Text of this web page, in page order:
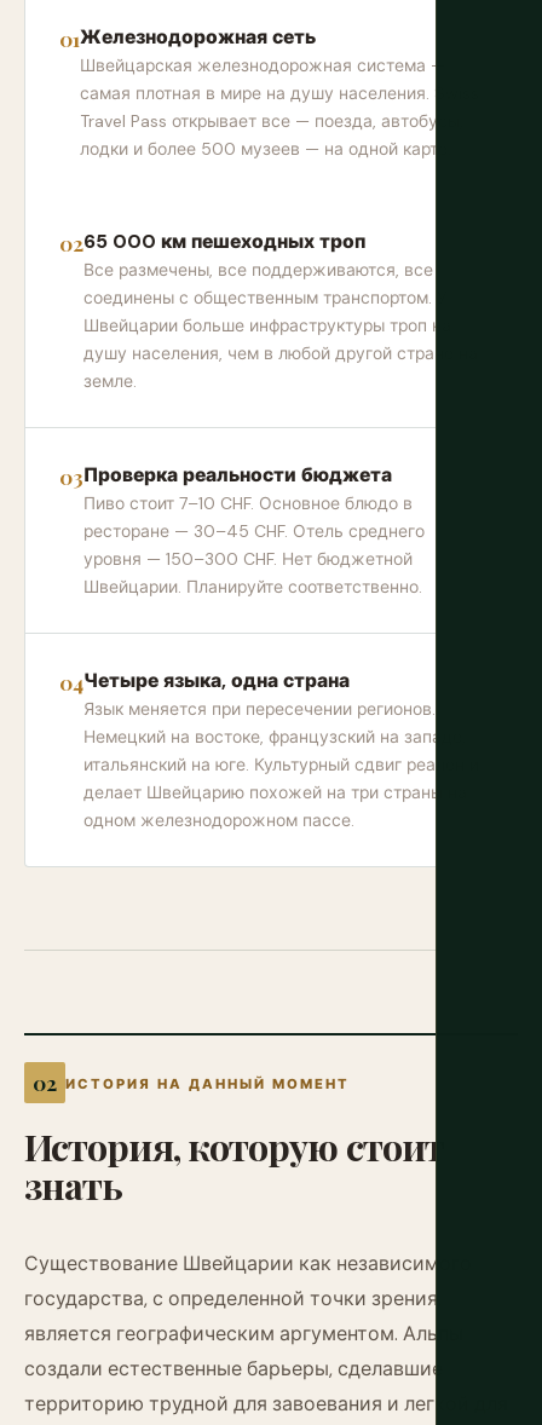
Железнодорожная сеть
Швейцарская железнодорожная система —
самая плотная в мире на душу населения. Swiss
Travel Pass открывает все — поезда, автобусы,
лодки и более 500 музеев — на одной карте.
65 000 км пешеходных троп
Все размечены, все поддерживаются, все
соединены с общественным транспортом. У
Швейцарии больше инфраструктуры троп на
душу населения, чем в любой другой стране на
земле.
Проверка реальности бюджета
Пиво стоит 7–10 CHF. Основное блюдо в
ресторане — 30–45 CHF. Отель среднего
уровня — 150–300 CHF. Нет бюджетной
Швейцарии. Планируйте соответственно.
Четыре языка, одна страна
Язык меняется при пересечении регионов.
Немецкий на востоке, французский на западе,
итальянский на юге. Культурный сдвиг реален и
делает Швейцарию похожей на три страны на
одном железнодорожном пассе.
ИСТОРИЯ НА ДАННЫЙ МОМЕНТ
История,которуюстоит
знать
Существование Швейцарии как независимого
государства, с определенной точки зрения,
является географическим аргументом. Альпы
создали естественные барьеры, сделавшие
территорию трудной для завоевания и легкой для